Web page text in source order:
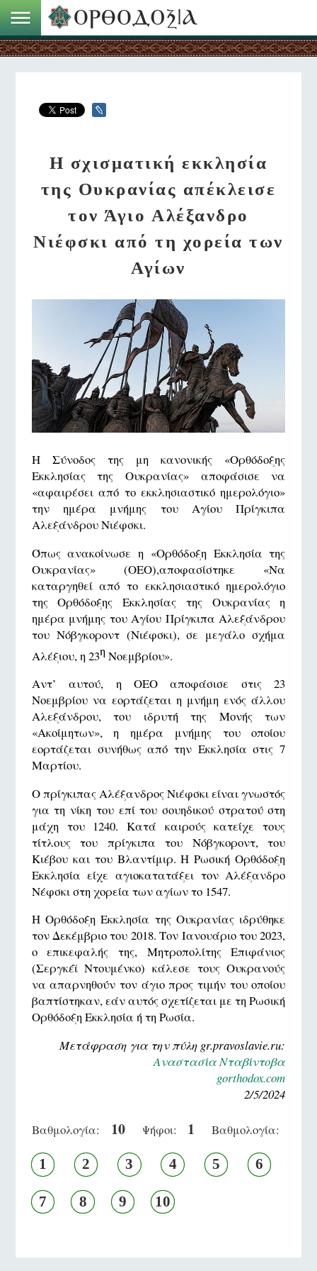
Η σχισματική εκκλησία
της Ουκρανίας απέκλεισε
τον Άγιο Αλέξανδρο
Νιέφσκι από τη χορεία των
Αγίων
Η Σύνοδος της μη κανονικής «Ορθόδοξης
Εκκλησίας της Ουκρανίας» αποφάσισε να
«αφαιρέσει από το εκκλησιαστικό ημερολόγιο»
την ημέρα μνήμης του Αγίου Πρίγκιπα
Αλεξάνδρου Νιέφσκι.
Όπως ανακοίνωσε η «Ορθόδοξη Εκκλησία της
Ουκρανίας» (ΟΕΟ),αποφασίστηκε «Να
καταργηθεί από το εκκλησιαστικό ημερολόγιο
της Ορθόδοξης Εκκλησίας της Ουκρανίας η
ημέρα μνήμης του Αγίου Πρίγκιπα Αλεξάνδρου
του Νόβγκοροντ (Νιέφσκι), σε μεγάλο σχήμα
Αλέξιου, η 23ηΝοεμβρίου».
Αντ’ αυτού, η ΟΕΟ αποφάσισε στις 23
Νοεμβρίου να εορτάζεται η μνήμη ενός άλλου
Αλεξάνδρου, του ιδρυτή της Μονής των
«Ακοίμητων», η ημέρα μνήμης του οποίου
εορτάζεται συνήθως από την Εκκλησία στις 7
Μαρτίου.
Ο πρίγκιπας Αλέξανδρος Νιέφσκι είναι γνωστός
για τη νίκη του επί του σουηδικού στρατού στη
μάχη του 1240. Κατά καιρούς κατείχε τους
τίτλους του πρίγκιπα του Νόβγκοροντ, του
Κιέβου και του Βλαντίμιρ. Η Ρωσική Ορθόδοξη
Εκκλησία είχε αγιοκατατάξει τον Αλέξανδρο
Νέφσκι στη χορεία των αγίων το 1547.
Η Ορθόδοξη Εκκλησία της Ουκρανίας ιδρύθηκε
τον Δεκέμβριο του 2018. Τον Ιανουάριο του 2023,
ο επικεφαλής της, Μητροπολίτης Επιφάνιος
(Σεργκέϊ Ντουμένκο) κάλεσε τους Ουκρανούς
να απαρνηθούν τον άγιο προς τιμήν του οποίου
βαπτίστηκαν, εάν αυτός σχετίζεται με τη Ρωσική
Ορθόδοξη Εκκλησία ή τη Ρωσία.
Μετάφραση για την πύλη gr.pravoslavie.ru:
Αναστασία Νταβίντοβα
gorthodox.com
2/5/2024
Βαθμολογία: 10 Ψήφοι: 1 Βαθμολογία:
1 2 3 4 5 6
7 8 9 10